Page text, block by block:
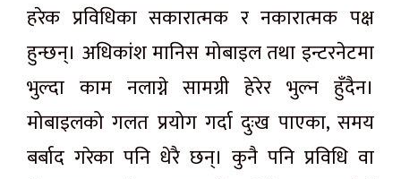
हरेक प्रविधिका सकारात्मक र नकारात्मक पक्ष
हुन्छन्। अधिकांश मानिस मोबाइल तथा इन्टरनेटमा
भुल्दा काम नलाग्ने सामग्री हेरेर भुल्न हुँदैन।
मोबाइलको गलत प्रयोग गर्दा दुःख पाएका, समय
बर्बाद गरेका पनि धेरै छन्। कुनै पनि प्रविधि वा